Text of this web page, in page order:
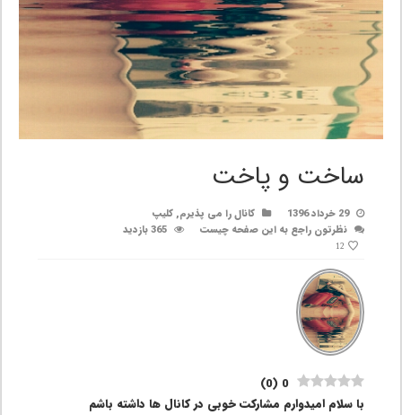
ساخت و پاخت
29 خرداد 1396 کانال را می پذیرم,کلیپ
نظرتون راجع به این صفحه چیست
365 بازدید
12
0
(
0
)
با سلام امیدوارم مشارکت خوبی در کانال ها داشته باشم